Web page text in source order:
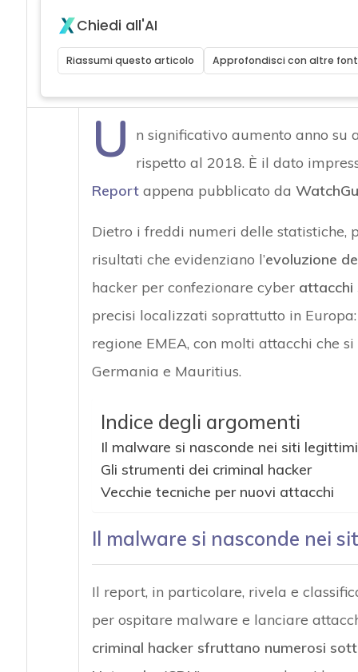
Chiedi all'AI
Riassumi questo articolo Approfondisci con altre
U
n significativo aumento anno
rispetto al 2018. È il dato
Reportappena pubblicato da
Dietro i freddi numeri delle statistiche,
risultati che evidenziano l’evoluzione
hacker per confezionare cyber attacchi
precisi localizzati soprattutto in
regione EMEA, con molti attacchi che
Germania e Mauritius.
Indice degli argomenti
Il malware si nasconde nei siti legittimi
Gli strumenti dei criminal hacker
Vecchie tecniche per nuovi attacchi
Il malware si nasconde nei
Il report, in particolare, rivela e
per ospitare malware e lanciare
criminal hacker sfruttano numerosi
Attacchi